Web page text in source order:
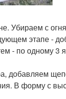
Убираем с
этапе -
- по одному 3
добавляем
В форму с